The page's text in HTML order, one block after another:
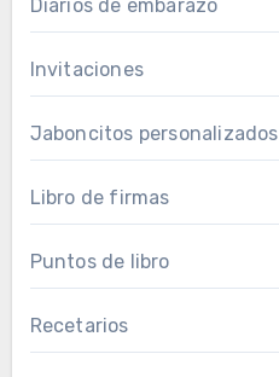
Diarios de embarazo
Invitaciones
Jaboncitos personalizados
Libro de firmas
Puntos de libro
Recetarios